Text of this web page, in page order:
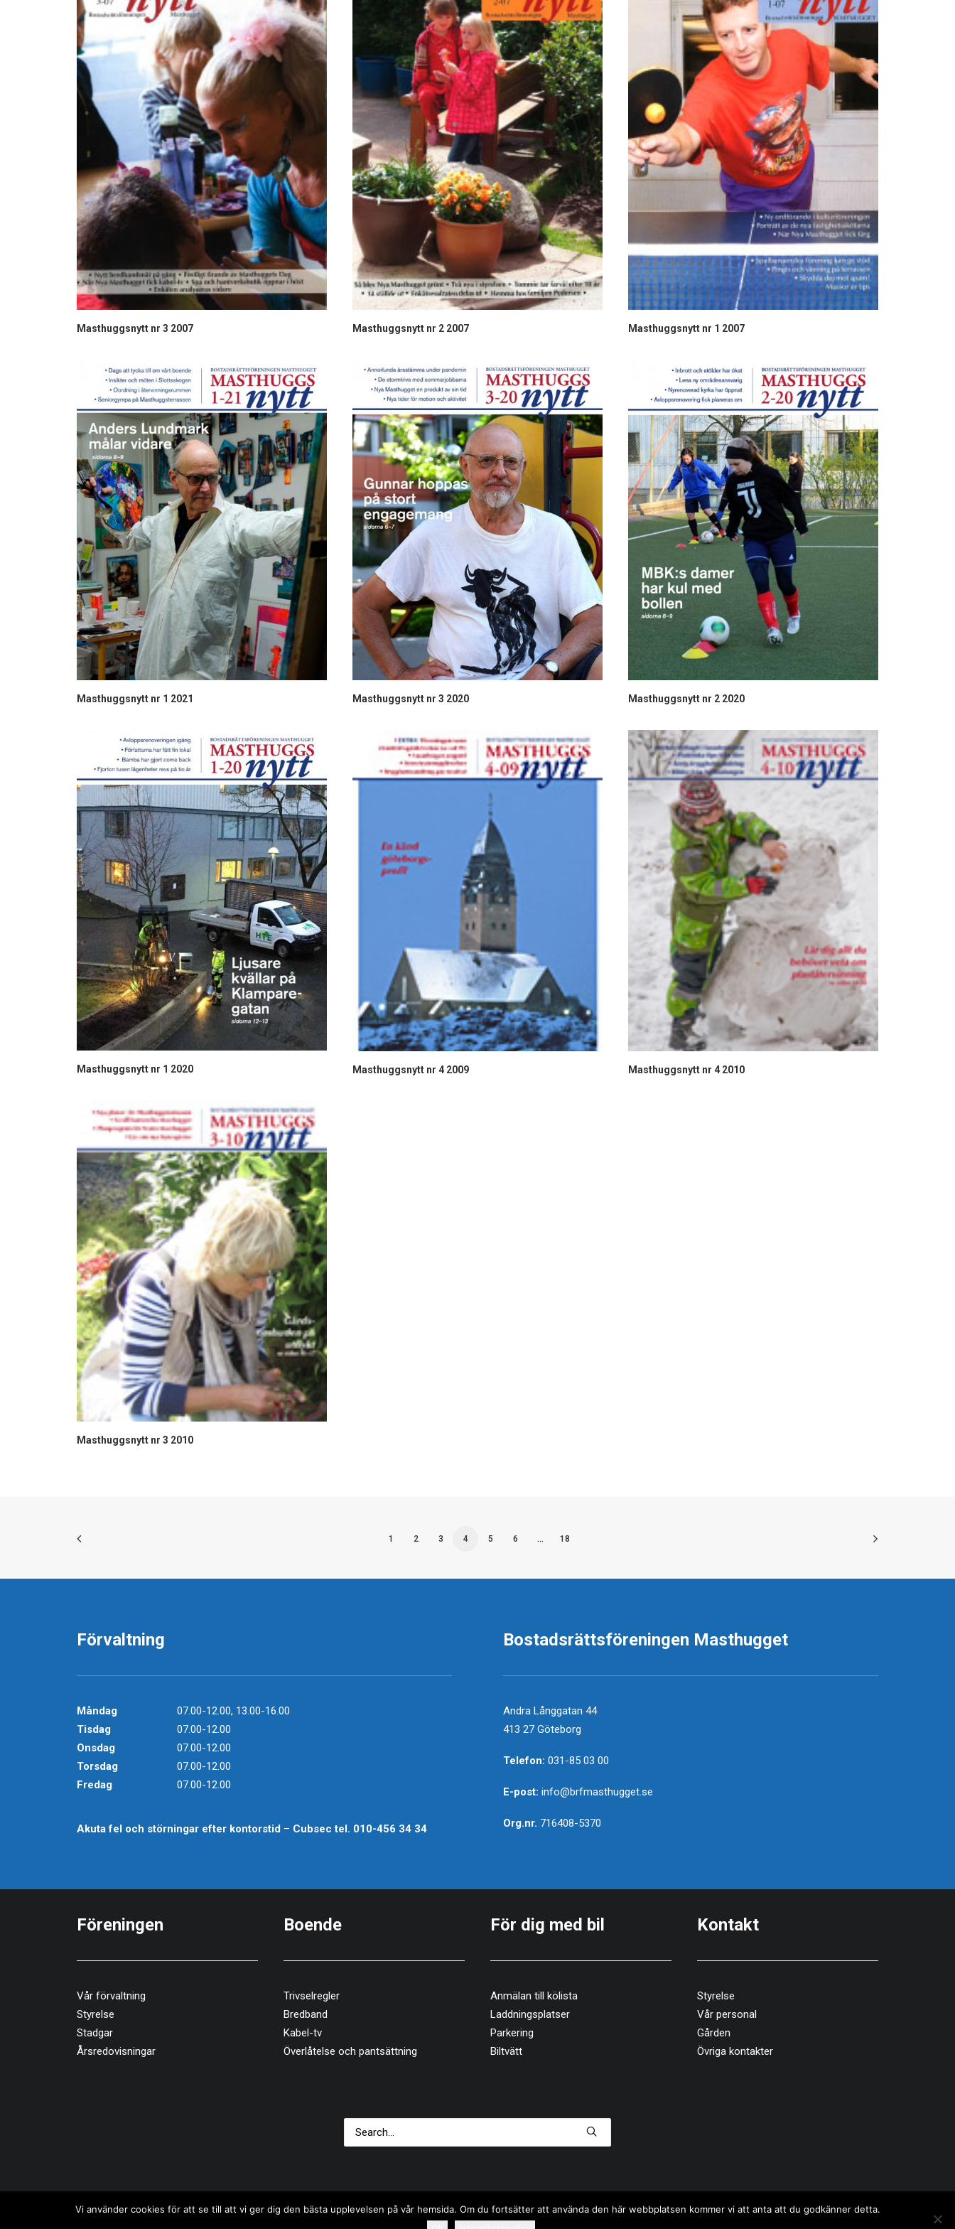
Masthuggsnytt nr 3 2007 Masthuggsnytt nr 2 2007 Masthuggsnytt nr 1 2007
Masthuggsnytt nr 1 2021 Masthuggsnytt nr 3 2020 Masthuggsnytt nr 2 2020
Masthuggsnytt nr 1 2020 Masthuggsnytt nr 4 2009 Masthuggsnytt nr 4 2010
Masthuggsnytt nr 3 2010
1 2 3 4 5 6 … 18
Förvaltning
Måndag
Tisdag
Onsdag
Torsdag
Fredag
07.00-12.00, 13.00-16.00
07.00-12.00
07.00-12.00
07.00-12.00
07.00-12.00
Akuta fel och störningar efter kontorstid – Cubsec tel. 010-456 34 34
Bostadsrättsföreningen Masthugget
Andra Långgatan 44
413 27 Göteborg
Telefon: 031-85 03 00
E-post: info@brfmasthugget.se
Org.nr. 716408-5370
Föreningen
Vår förvaltning
Styrelse
Stadgar
Årsredovisningar
Boende
Trivselregler
Bredband
Kabel-tv
Överlåtelse och pantsättning
För dig med bil
Anmälan till kölista
Laddningsplatser
Parkering
Biltvätt
Kontakt
Styrelse
Vår personal
Gården
Övriga kontakter
Vi använder cookies för att se till att vi ger dig den bästa upplevelsen på vår hemsida. Om du fortsätter att använda den här webbplatsen kommer vi att anta att du godkänner detta.